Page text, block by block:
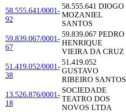
58.555.641/0001-
92
58.555.641 DIOGO
MOZANIEL
SANTOS
59.839.067/0001-
67
59.839.067 PEDRO
HENRIQUE
VIEIRA DA CRUZ
51.419.052/0001-
38
51.419.052
GUSTAVO
RIBEIRO SANTOS
13.526.876/0001-
18
SOCIEDADE
TEATRO DOS
NOVOS LTDA